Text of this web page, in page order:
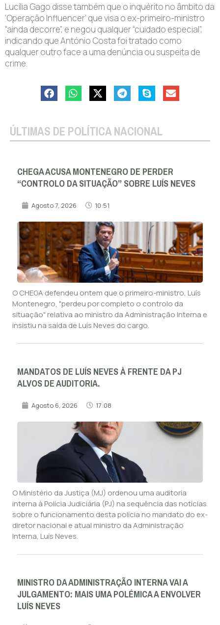
Lucília Gago disse também que o inquérito no âmbito da
‘Operação Influencer’ que visa o ex-primeiro-ministro
“ainda decorre”, e negou qualquer “cuidado especial”,
indicando que António Costa foi tratado como
qualquer outro face a uma denúncia ou suspeita de
crime.
ÚLTIMAS DE POLÍTICA NACIONAL
CHEGA ACUSA MONTENEGRO DE PERDER
“CONTROLO DA SITUAÇÃO” SOBRE LUÍS NEVES
Agosto 7, 2026 10:51
O CHEGA defendeu ontem que o primeiro-ministro, Luís
Montenegro, "perdeu por completo o controlo da
situação" relativa ao ministro da Administração Interna e
insistiu na saída de Luís Neves do cargo.
MANDATOS DE LUÍS NEVES À FRENTE DA PJ
ALVOS DE AUDITORIA.
Agosto 6, 2026 17:08
O Ministério da Justiça (MJ) ordenou uma auditoria
interna à Polícia Judiciária (PJ) na sequência das notícias
sobre o funcionamento desta polícia no mandato do ex-
diretor nacional e atual ministro da Administração
Interna, Luís Neves.
MINISTRO DA ADMINISTRAÇÃO INTERNA VAI A
JULGAMENTO: MAIS UMA POLÉMICA A ENVOLVER
LUÍS NEVES